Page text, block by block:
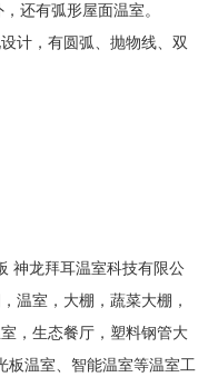
还有弧形屋面温室。
计，有圆弧、抛物线、双
神龙拜耳温室科技有限公
温室，大棚，蔬菜大棚，
，生态餐厅，塑料钢管大
板温室、智能温室等温室工